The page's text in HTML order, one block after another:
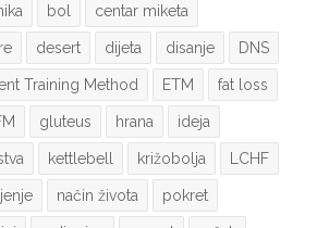
bol centar miketa
desert dijeta disanje DNS
Training Method ETM fat loss
gluteus hrana ideja
kettlebell križobolja LCHF
način života pokret